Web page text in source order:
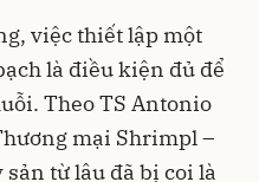
việc thiết lập một
là điều kiện đủ để
Theo TS Antonio
mại Shrimpl –
từ lâu đã bị coi là